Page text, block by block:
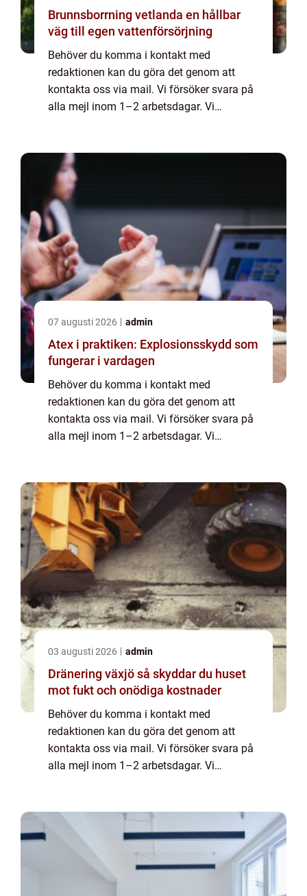
Brunnsborrning vetlanda en hållbar
väg till egen vattenförsörjning
Behöver du komma i kontakt med
redaktionen kan du göra det genom att
kontakta oss via mail. Vi försöker svara på
alla mejl inom 1–2 arbetsdagar. Vi
07 augusti 2026 admin
Atex i praktiken: Explosionsskydd som
fungerar i vardagen
Behöver du komma i kontakt med
redaktionen kan du göra det genom att
kontakta oss via mail. Vi försöker svara på
alla mejl inom 1–2 arbetsdagar. Vi
03 augusti 2026 admin
Dränering växjö så skyddar du huset
mot fukt och onödiga kostnader
Behöver du komma i kontakt med
redaktionen kan du göra det genom att
kontakta oss via mail. Vi försöker svara på
alla mejl inom 1–2 arbetsdagar. Vi